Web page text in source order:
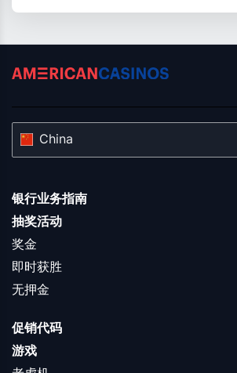
China
银行业务指南
抽奖活动
奖金
即时获胜
无押金
促销代码
游戏